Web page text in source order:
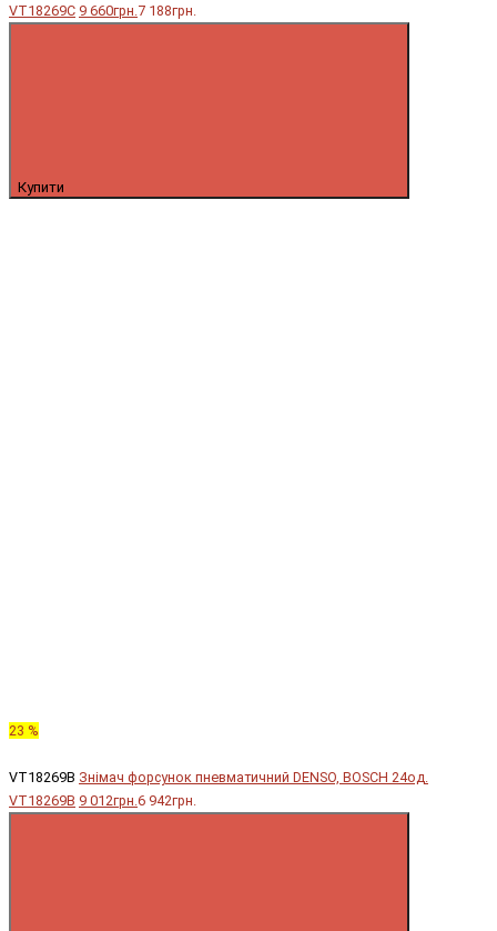
VT18269C 9 660грн. 7 188грн.
Купити
23 %
VT18269B Знімач форсунок пневматичний DENSO, BOSCH 24од.
VT18269B 9 012грн. 6 942грн.